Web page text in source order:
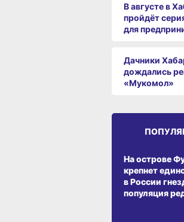
В августе в
пройдёт
для
Дачники
дождались
«Мукомол»
На острове
крепнет
в России
популяция